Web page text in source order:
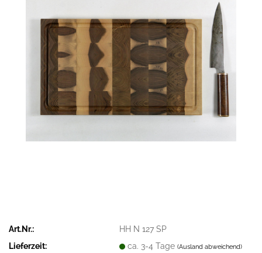
Art.Nr.:
HH N 127 SP
Lieferzeit:
ca. 3-4 Tage(Ausland abweichend)